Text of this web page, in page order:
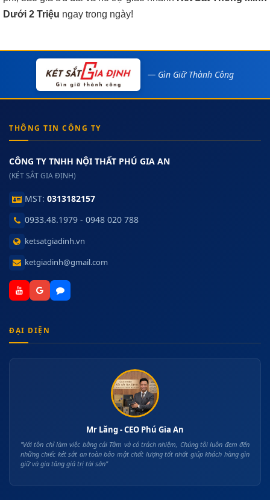
Dưới 2 Triệu ngay trong ngày!
— Gìn Giữ Thành Công
THÔNG TIN CÔNG TY
CÔNG TY TNHH NỘI THẤT PHÚ GIA AN
(KÉT SẮT GIA ĐỊNH)
MST: 0313182157
0933.48.1979 - 0948 020 788
ketsatgiadinh.vn
ketgiadinh@gmail.com
ĐẠI DIỆN
Mr Lăng - CEO Phú Gia An
"Với tôn chỉ làm việc bằng cái Tâm và có trách nhiệm, Chúng tôi luôn đem đến
những chiếc két sắt an toàn bảo mật chất lượng tốt nhất giúp khách hàng gìn
giữ và gia tăng giá trị tài sản"